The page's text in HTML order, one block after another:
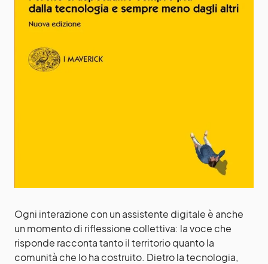
Ogni interazione con un assistente digitale è anche
un momento di riflessione collettiva: la voce che
risponde racconta tanto il territorio quanto la
comunità che lo ha costruito. Dietro la tecnologia,